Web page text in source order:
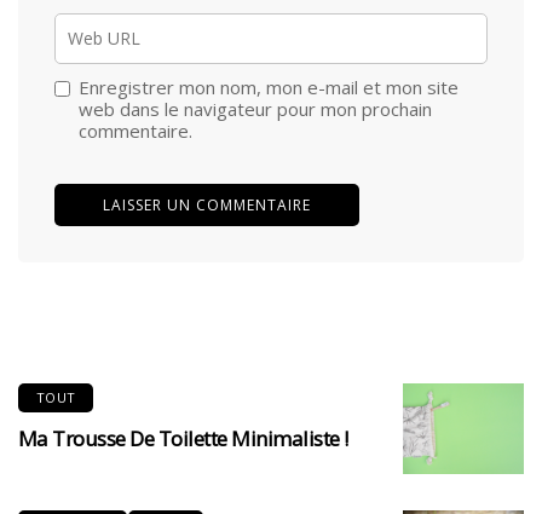
Enregistrer mon nom, mon e-mail et mon site
web dans le navigateur pour mon prochain
commentaire.
TOUT
Ma Trousse De Toilette Minimaliste !